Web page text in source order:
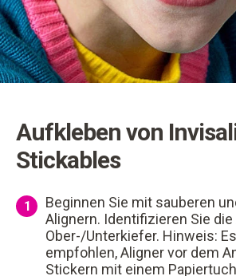
Aufkleben von
Stickables
1
Beginnen Sie mit sauberen
Alignern. Identifizieren Sie
Ober-/Unterkiefer. Hinweis:
empfohlen, Aligner vor dem
Stickern mit einem